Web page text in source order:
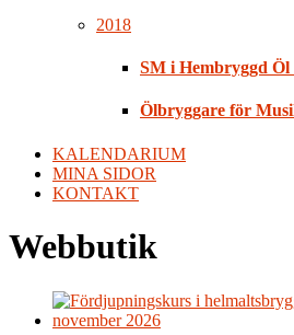
2018
SM i Hembryggd Öl
Ölbryggare för
KALENDARIUM
MINA SIDOR
KONTAKT
Webbutik